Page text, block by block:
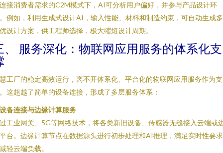
接消费者需求的C2M模式下，AI可分析用户偏好，并参与产品设计环
例如，利用生成式设计AI，输入性能、材料和制造约束，可自动生成
设计方案，供工程师选择，极大缩短设计周期。
、 服务深化：物联网应用服务的体系化支
工厂的稳定高效运行，离不开体系化、平台化的物联网应用服务作为支
这超越了简单的设备连接，形成了多层服务体系：
备连接与边缘计算服务
工业网关、5G等网络技术，将各类新旧设备、传感器无缝接入云端或
台。边缘计算节点在数据源头进行初步处理和AI推理，满足实时性要
轻云端负载。